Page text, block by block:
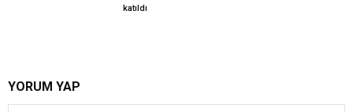
katıldı
YORUM YAP